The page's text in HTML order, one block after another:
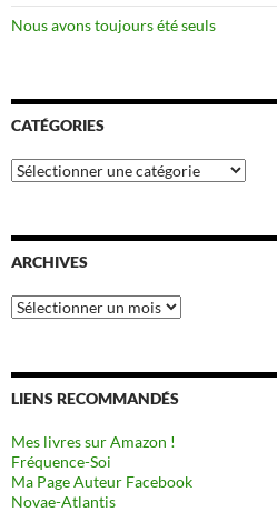
Nous avons toujours été seuls
CATÉGORIES
Catégories
ARCHIVES
Archives
LIENS RECOMMANDÉS
Mes livres sur Amazon !
Fréquence-Soi
Ma Page Auteur Facebook
Novae-Atlantis